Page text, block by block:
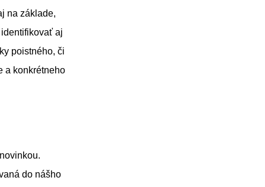
na základe,
aj
poistného, či
a konkrétneho
do nášho